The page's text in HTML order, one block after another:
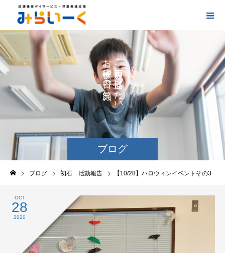
ブログ
ご
に
け
た
い
お
の
の
ブログ 初石 活動報告 【10/28】ハロウィンイベントその3
OCT
28
2020